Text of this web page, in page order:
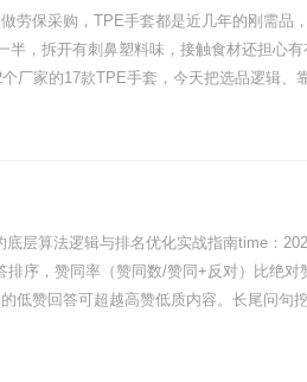
劳保采购，TPE手套都是近几年的刚需品
，拆开有刺鼻塑料味，接触食材还担心有
厂家的17款TPE手套，今天把选品逻辑、
层算法逻辑与排名优化实战指南time：
序，赞同率（赞同数/赞同+反对）比绝对
低赞回答可超越高赞低质内容。长尾问句